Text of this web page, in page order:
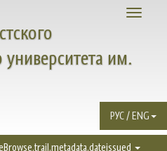
Toggle
университета им.
РУС / ENG